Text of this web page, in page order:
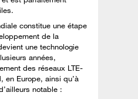
constitue une étape
de la
une technologie
années,
des réseaux LTE-
en Europe, ainsi qu’à
notable :